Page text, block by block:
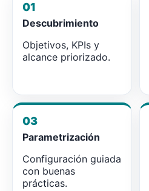
01
Descubrimiento
Objetivos, KPIs y
alcance priorizado.
03
Parametrización
Configuración guiada
con buenas
prácticas.